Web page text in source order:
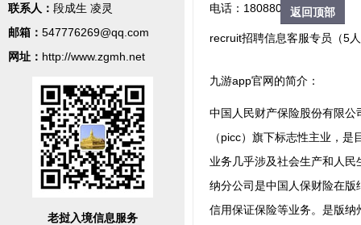
联系人： 段成生 凌灵
邮箱： 547776269@qq.com
网址： http://www.zgmh.net
老挝入境信息服务
电话：18088047720
recruit招聘信息客服专员（5
九游app官网的简介：
中国人民财产保险股份有限公
（picc）旗下标志性主业，
业务几乎涉及社会生产和人
纳分公司是中国人保财险在
信用保证保险等业务。是版
返回顶部